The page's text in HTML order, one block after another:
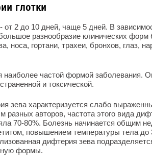
глотки
2 до 10 дней, чаще 5 дней. В
разнообразие клинических форм
носа, гортани, трахеи, бронхов, глаз,
наиболее частой формой заболевания.
и токсической.
зева характеризуется слабо
разных авторов, частота этого вида
70-80%. Болезнь начинается общим
повышением температуры тела
дифтерия зева
формы.